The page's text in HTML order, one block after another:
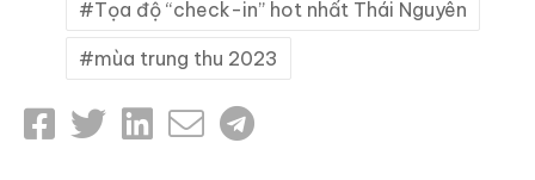
Tọa độ “check-in” hot nhất Thái Nguyên
mùa trung thu 2023